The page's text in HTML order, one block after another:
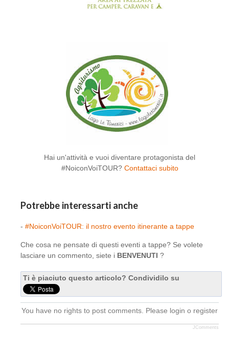
Hai un'attività e vuoi diventare protagonista del
#NoiconVoiTOUR? Contattaci subito
Potrebbe interessarti anche
- #NoiconVoiTOUR: il nostro evento itinerante a tappe
Che cosa ne pensate di questi eventi a tappe? Se volete
lasciare un commento, siete i BENVENUTI ?
Ti è piaciuto questo articolo? Condividilo su
You have no rights to post comments. Please login o register
JComments